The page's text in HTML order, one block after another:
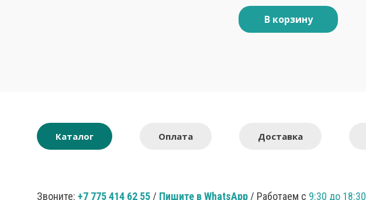
В корзину
Каталог Оплата Доставка
Звоните: +7 775 414 62 55 / Пишите в WhatsApp / Работаем с 9:30 до 18:30